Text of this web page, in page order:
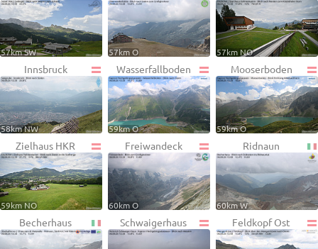
57km SW 57km O 57km NO
Innsbruck
58km NW
Wasserfallboden
59km O
Mooserboden
59km O
Zielhaus HKR
59km NO
Freiwandeck
60km O
Ridnaun
60km W
Becherhaus Schwaigerhaus Feldkopf Ost